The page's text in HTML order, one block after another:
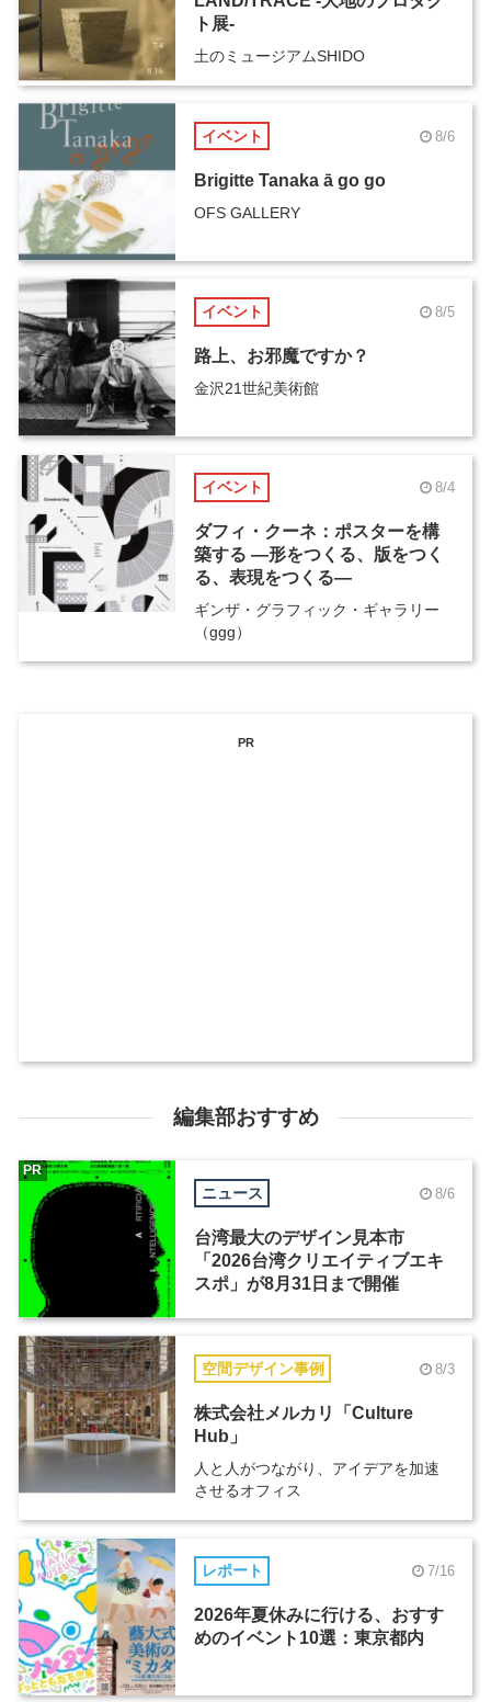
ト展-
土のミュージアムSHIDO
イベント 8/6
Brigitte Tanaka ā go go
OFS GALLERY
イベント 8/5
路上、お邪魔ですか？
金沢21世紀美術館
イベント 8/4
ダフィ・クーネ：ポスターを構
築する ―形をつくる、版をつく
る、表現をつくる―
ギンザ・グラフィック・ギャラリー
（ggg）
PR
編集部おすすめ
ニュース 8/6
台湾最大のデザイン見本市
「2026台湾クリエイティブエキ
スポ」が8月31日まで開催
PR
空間デザイン事例 8/3
株式会社メルカリ「Culture
Hub」
人と人がつながり、アイデアを加速
させるオフィス
レポート 7/16
2026年夏休みに行ける、おすす
めのイベント10選：東京都内